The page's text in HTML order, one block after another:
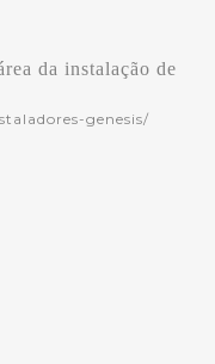
da instalação de
genesis/